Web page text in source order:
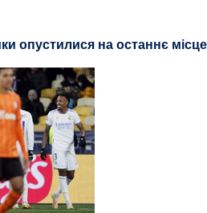
опустилися на останнє місце